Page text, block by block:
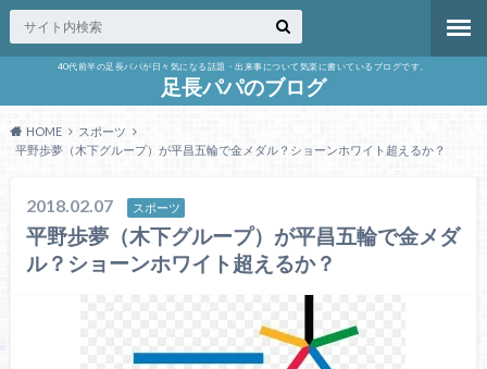
40代前半の足長パパが日々気になる話題・出来事について気楽に書いているブログです。
足長パパのブログ
HOME
スポーツ
平野歩夢（木下グループ）が平昌五輪で金メダル？ショーンホワイト超えるか？
2018.02.07 スポーツ
平野歩夢（木下グループ）が平昌五輪で金メダ
ル？ショーンホワイト超えるか？